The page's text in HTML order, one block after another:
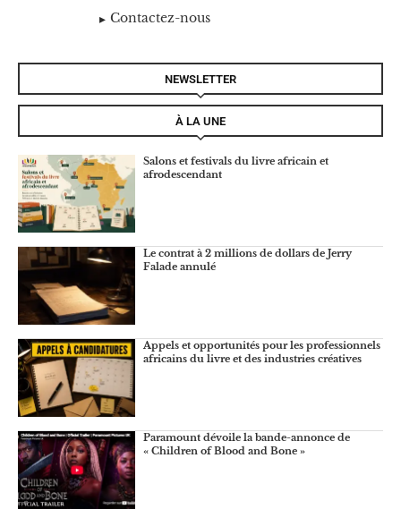
Contactez-nous
NEWSLETTER
À LA UNE
Salons et festivals du livre africain et
afrodescendant
Le contrat à 2 millions de dollars de Jerry
Falade annulé
Appels et opportunités pour les professionnels
africains du livre et des industries créatives
Paramount dévoile la bande-annonce de
« Children of Blood and Bone »